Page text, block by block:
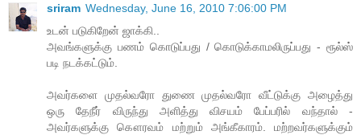
sriram Wednesday, June 16, 2010 7:06:00 PM
உடன் படுகிறேன் ஜாக்கி..
அவங்களுக்கு பணம் கொடுப்பது / கொடுக்காமலிருப்பது - ரூல்ஸ்
படி நடக்கட்டும்.
அவர்களை முதல்வரோ துணை முதல்வரோ வீட்டுக்கு அழைத்து
ஒரு தேநீர் விருந்து அளித்து விசயம் பேப்பரில் வந்தால் -
அவர்களுக்கு கௌரவம் மற்றும் அங்கீகாரம். மற்றவர்களுக்கும்